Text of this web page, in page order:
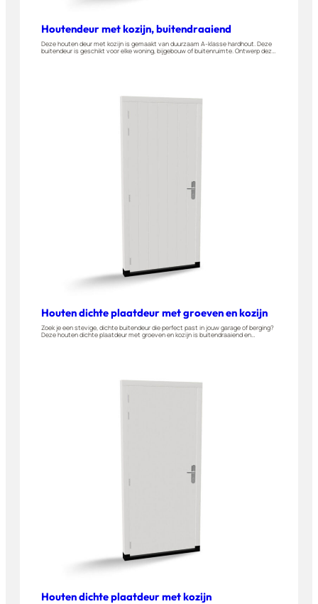
Houtendeur met kozijn, buitendraaiend
Deze houten deur met kozijn is gemaakt van duurzaam A-klasse hardhout. Deze
buitendeur is geschikt voor elke woning, bijgebouw of buitenruimte. Ontwerp deze
Houten dichte plaatdeur met groeven en kozijn
Zoek je een stevige, dichte buitendeur die perfect past in jouw garage of berging?
Deze houten dichte plaatdeur met groeven en kozijn is buitendraaiend en
Houten dichte plaatdeur met kozijn